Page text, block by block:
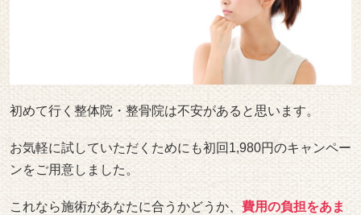
初めて行く整体院・整骨院は不安があると思います。
お気軽に試していただくためにも初回1,980円のキャンペー
ンをご用意しました。
これなら施術があなたに合うかどうか、 費用の負担をあま